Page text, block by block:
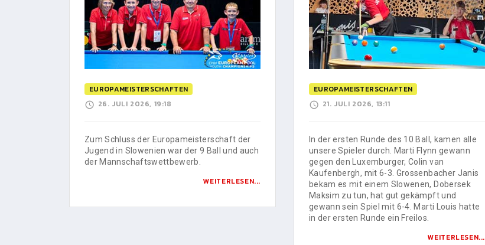
EUROPAMEISTERSCHAFTEN
26. JULI 2026, 19:18
Zum Schluss der Europameisterschaft der
Jugend in Slowenien war der 9 Ball und auch
der Mannschaftswettbewerb.
WEITERLESEN...
EUROPAMEISTERSCHAFTEN
21. JULI 2026, 13:11
In der ersten Runde des 10 Ball, kamen alle
unsere Spieler durch. Marti Flynn gewann
gegen den Luxemburger, Colin van
Kaufenbergh, mit 6-3. Grossenbacher Janis
bekam es mit einem Slowenen, Dobersek
Maksim zu tun, hat gut gekämpft und
gewann sein Spiel mit 6-4. Marti Louis hatte
in der ersten Runde ein Freilos.
WEITERLESEN...